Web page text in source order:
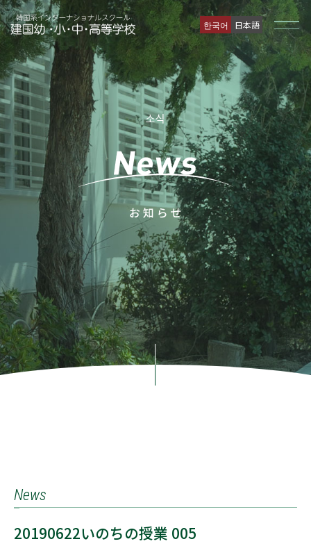
한국어 日本語
News
20190622いのちの授業 005